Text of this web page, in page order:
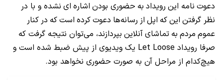
دعوت نامه این رویداد به حضوری بودن اشاره ای نشده و با در
نظر گرفتن اینکه اپل از رسانه‌ها دعوتکرده استکه در کنار
عموم مردم به تماشایآنلاین بپردازند، می‌توان نتیجه گرفت که
صرفا رویداد Let Loose یک ویدیوی از پیش ضبط شده است و
هیچ‌کدام از مراحل آن به صورت حضوری نخواهد بود.